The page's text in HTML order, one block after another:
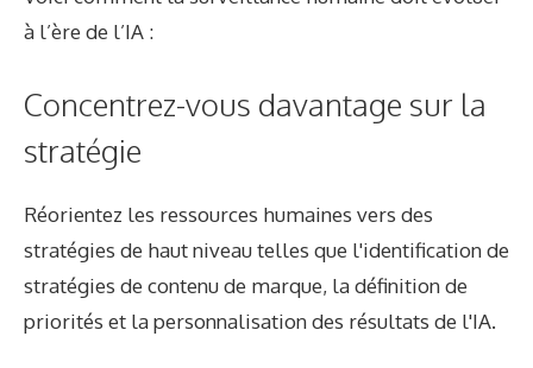
à l’ère de l’IA :
Concentrez-vous davantage sur la
stratégie
Réorientez les ressources humaines vers des
stratégies de haut niveau telles que l'identification de
stratégies de contenu de marque, la définition de
priorités et la personnalisation des résultats de l'IA.